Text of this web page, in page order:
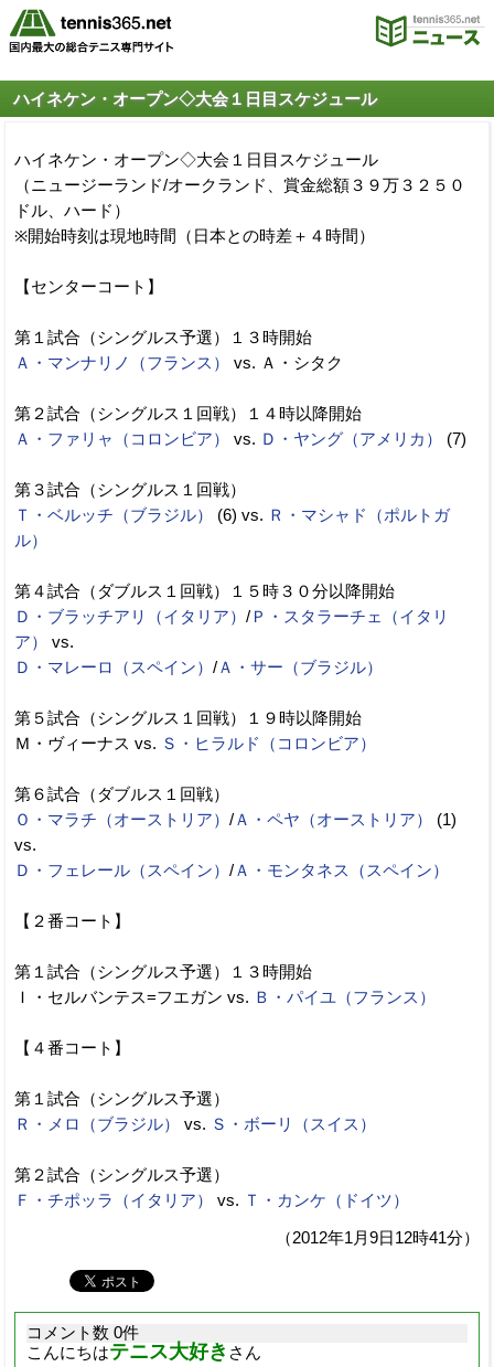
ハイネケン・オープン◇大会１日目スケジュール
ハイネケン・オープン◇大会１日目スケジュール
（ニュージーランド/オークランド、賞金総額３９万３２５０
ドル、ハード）
※開始時刻は現地時間（日本との時差＋４時間）
【センターコート】
第１試合（シングルス予選）１３時開始
Ａ・マンナリノ（フランス）
vs. Ａ・シタク
第２試合（シングルス１回戦）１４時以降開始
Ａ・ファリャ（コロンビア）
vs. Ｄ・ヤング（アメリカ） (7)
第３試合（シングルス１回戦）
Ｔ・ベルッチ（ブラジル）
(6) vs. Ｒ・マシャド（ポルトガ
ル）
第４試合（ダブルス１回戦）１５時３０分以降開始
Ｄ・ブラッチアリ（イタリア） / Ｐ・スタラーチェ（イタリ
ア）
vs.
Ｄ・マレーロ（スペイン） /Ａ・サー（ブラジル）
第５試合（シングルス１回戦）１９時以降開始
Ｍ・ヴィーナス vs. Ｓ・ヒラルド（コロンビア）
第６試合（ダブルス１回戦）
Ｏ・マラチ（オーストリア） /Ａ・ペヤ（オーストリア）
(1)
vs.
Ｄ・フェレール（スペイン） /Ａ・モンタネス（スペイン）
【２番コート】
第１試合（シングルス予選）１３時開始
Ｉ・セルバンテス=フエガン vs. Ｂ・パイユ（フランス）
【４番コート】
第１試合（シングルス予選）
Ｒ・メロ（ブラジル）
vs. Ｓ・ボーリ（スイス）
第２試合（シングルス予選）
Ｆ・チポッラ（イタリア）
vs. Ｔ・カンケ（ドイツ）
（2012年1月9日12時41分）
コメント数 0件
こんにちはテニス大好き さん